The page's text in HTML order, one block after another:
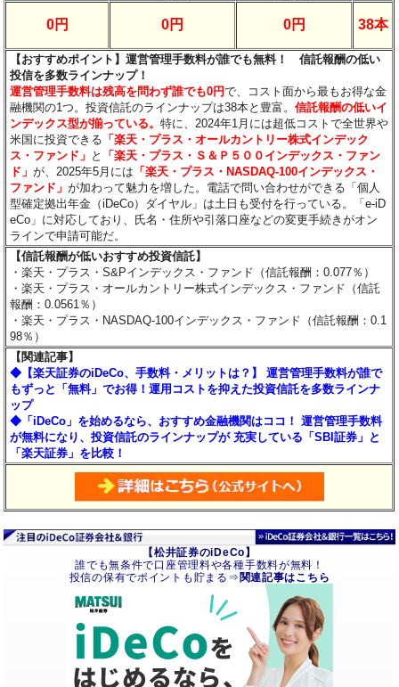
0円 0円 0円 38本
【おすすめポイント】運営管理手数料が誰でも無料！ 信託報酬の低い
投信を多数ラインナップ！
運営管理手数料は残高を問わず誰でも0円で、
コスト面から最もお得な金
融機関の1つ。投資信託のラインナップは38本と豊富。信託報酬の低いイ
ンデックス型が揃っている。特に、2024年1月には超低コストで全世界や
米国に投資できる 「楽天・プラス・オールカントリー株式インデック
ス・ファンド」 と
「楽天・プラス・Ｓ＆Ｐ５００インデックス・ファン
ド」が、2025年5月には 「楽天・プラス・NASDAQ-100インデックス・
ファンド」が加わって魅力を増した。 電話で問い合わせができる「個人
型確定拠出年金（iDeCo）ダイヤル」は土日も受付を行っている。「e-iD
eCo」に対応しており、氏名・住所や引落口座などの変更手続きがオン
ラインで申請可能だ。
【信託報酬が低いおすすめ投資信託】
・楽天・プラス・S&Pインデックス・ファンド（信託報酬：0.077％）
・楽天・プラス・オールカントリー株式インデックス・ファンド（信託
報酬：0.0561％）
・楽天・プラス・NASDAQ-100インデックス・ファンド（信託報酬：0.1
98％）
【関連記事】
◆【楽天証券のiDeCo、手数料・メリットは？】 運営管理手数料が誰で
もずっと「無料」でお得！運用コストを抑えた投資信託を多数ラインナ
ップ
◆「iDeCo」を始めるなら、おすすめ金融機関はココ！ 運営管理手数料
が無料になり、投資信託のラインナップが 充実している「SBI証券」と
「楽天証券」を比較！
【松井証券のiDeCo】
誰でも無条件で口座管理料や各種手数料が無料！
投信の保有でポイントも貯まる⇒ 関連記事はこちら